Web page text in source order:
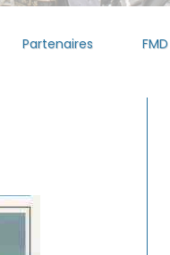
Partenaires FMD